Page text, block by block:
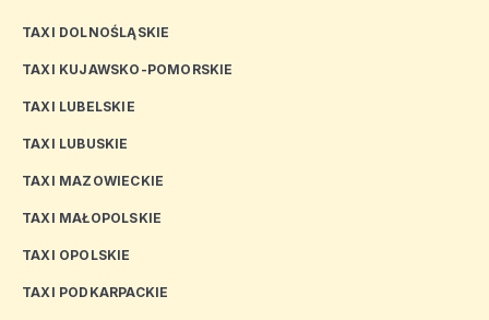
TAXI DOLNOŚLĄSKIE
TAXI KUJAWSKO-POMORSKIE
TAXI LUBELSKIE
TAXI LUBUSKIE
TAXI MAZOWIECKIE
TAXI MAŁOPOLSKIE
TAXI OPOLSKIE
TAXI PODKARPACKIE